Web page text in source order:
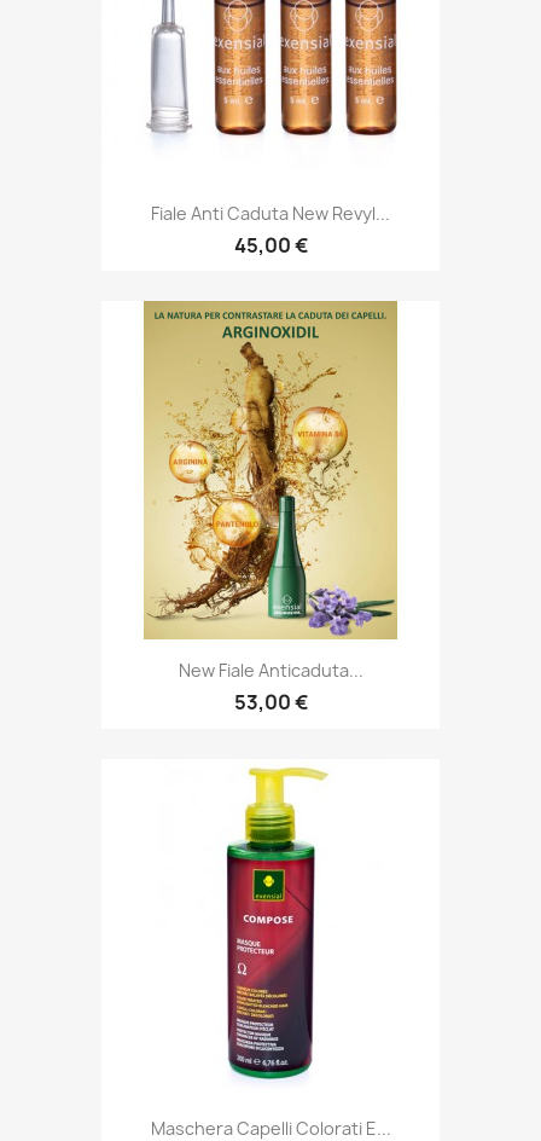
Fiale Anti Caduta New Revyl...
45,00 €
New Fiale Anticaduta...
53,00 €
Maschera Capelli Colorati E...